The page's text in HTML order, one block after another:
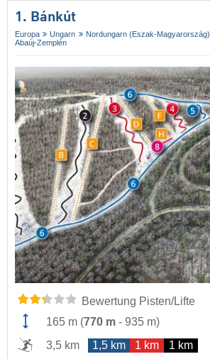
1. Bánkút
Europa Ungarn Nordungarn (Eszak-Magyarország)
Abaúj-Zemplén
Bewertung Pisten/Lifte
165 m (770 m - 935 m)
3,5 km
1,5 km 1 km 1 km